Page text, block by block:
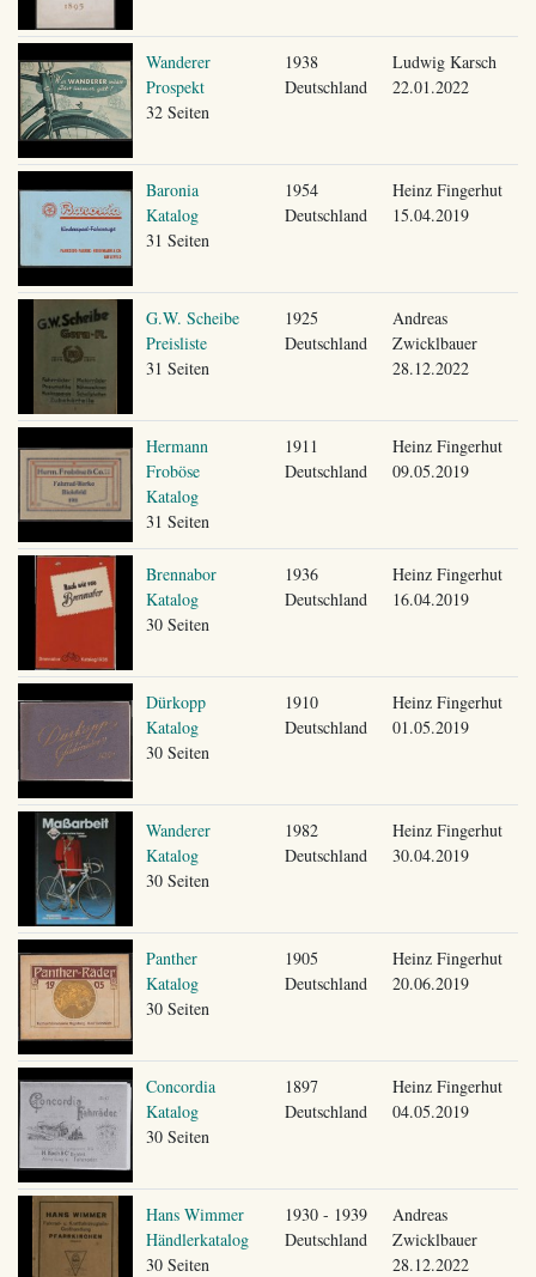
Wanderer
Prospekt
32 Seiten
1938
Deutschland
Ludwig Karsch
22.01.2022
Baronia
Katalog
31 Seiten
1954
Deutschland
Heinz Fingerhut
15.04.2019
G.W. Scheibe
Preisliste
31 Seiten
1925
Deutschland
Andreas
Zwicklbauer
28.12.2022
Hermann
Froböse
Katalog
31 Seiten
1911
Deutschland
Heinz Fingerhut
09.05.2019
Brennabor
Katalog
30 Seiten
1936
Deutschland
Heinz Fingerhut
16.04.2019
Dürkopp
Katalog
30 Seiten
1910
Deutschland
Heinz Fingerhut
01.05.2019
Wanderer
Katalog
30 Seiten
1982
Deutschland
Heinz Fingerhut
30.04.2019
Panther
Katalog
30 Seiten
1905
Deutschland
Heinz Fingerhut
20.06.2019
Concordia
Katalog
30 Seiten
1897
Deutschland
Heinz Fingerhut
04.05.2019
Hans Wimmer
Händlerkatalog
30 Seiten
1930 - 1939
Deutschland
Andreas
Zwicklbauer
28.12.2022